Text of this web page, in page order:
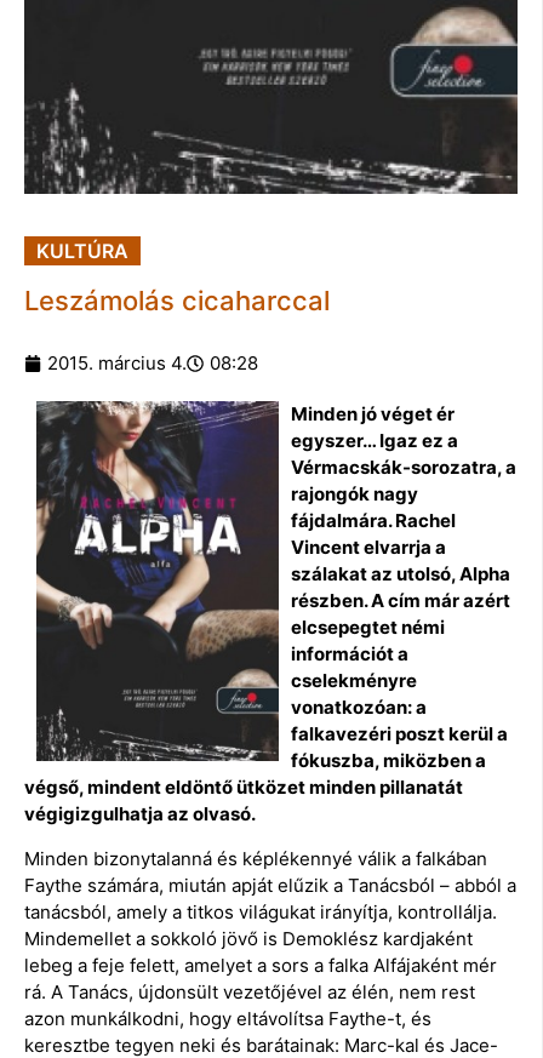
KULTÚRA
Leszámolás cicaharccal
2015. március 4. 08:28
Minden jó véget ér
egyszer… Igaz ez a
Vérmacskák-sorozatra, a
rajongók nagy
fájdalmára. Rachel
Vincent elvarrja a
szálakat az utolsó, Alpha
részben. A cím már azért
elcsepegtet némi
információt a
cselekményre
vonatkozóan: a
falkavezéri poszt kerül a
fókuszba, miközben a
végső, mindent eldöntő ütközet minden pillanatát
végigizgulhatja az olvasó.
Minden bizonytalanná és képlékennyé válik a falkában
Faythe számára, miután apját elűzik a Tanácsból – abból a
tanácsból, amely a titkos világukat irányítja, kontrollálja.
Mindemellet a sokkoló jövő is Demoklész kardjaként
lebeg a feje felett, amelyet a sors a falka Alfájaként mér
rá. A Tanács, újdonsült vezetőjével az élén, nem rest
azon munkálkodni, hogy eltávolítsa Faythe-t, és
keresztbe tegyen neki és barátainak: Marc-kal és Jace-